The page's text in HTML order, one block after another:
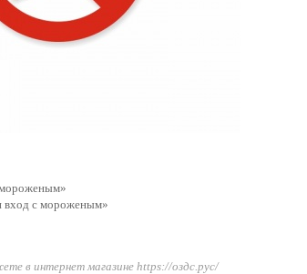
вход с мороженым»
в интернет магазине https://оздс.рус/